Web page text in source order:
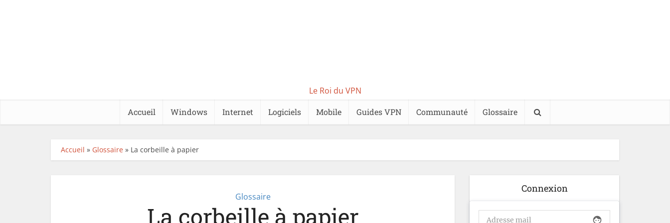
Le Roi du VPN
Accueil Windows Internet Logiciels Mobile Guides VPN Communauté Glossaire
Accueil » Glossaire » La corbeille à papier
Glossaire
La corbeille à papier
Connexion
face